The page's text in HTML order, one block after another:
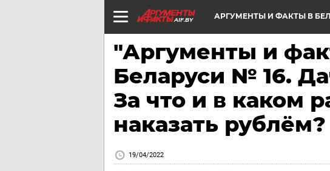
AIF.BY АРГУМЕНТЫ И ФАКТЫ В
"Аргументы и
Беларуси № 16.
За что и в каком
наказать
19/04/2022